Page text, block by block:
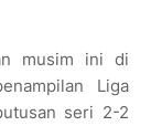
musim ini di
Liga
seri 2-2